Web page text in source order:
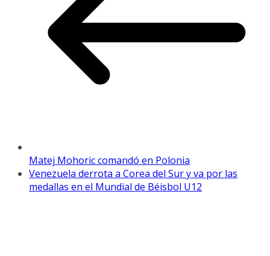
Matej Mohoric comandó en Polonia
Venezuela derrota a Corea del Sur y va por las
medallas en el Mundial de Béisbol U12